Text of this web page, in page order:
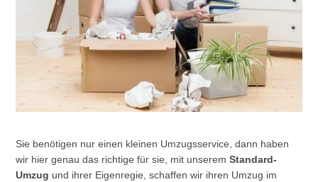
Sie benötigen nur einen kleinen Umzugsservice, dann haben
wir hier genau das richtige für sie, mit unseremStandard-
Umzug und ihrer Eigenregie, schaffen wir ihren Umzug im